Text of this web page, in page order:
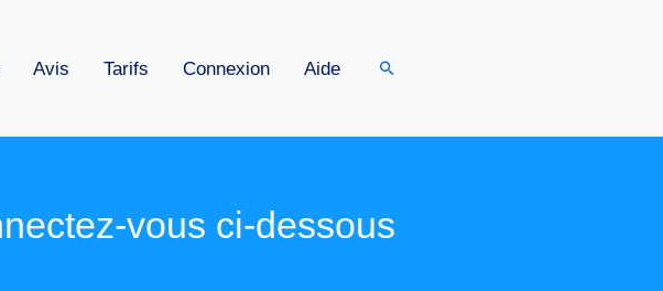
Avis Tarifs Connexion Aide Rechercher
vous ci-dessous